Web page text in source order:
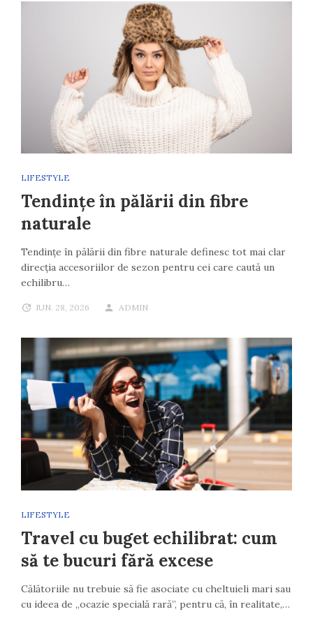
LIFESTYLE
Tendințe în pălării din fibre
naturale
Tendințe în pălării din fibre naturale definesc tot mai clar
direcția accesoriilor de sezon pentru cei care caută un
echilibru…
IUN. 28, 2026 ADMIN
LIFESTYLE
Travel cu buget echilibrat: cum
să te bucuri fără excese
Călătoriile nu trebuie să fie asociate cu cheltuieli mari sau
cu ideea de „ocazie specială rară”, pentru că, în realitate,…